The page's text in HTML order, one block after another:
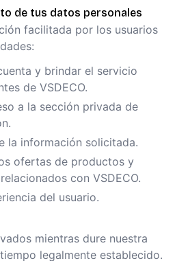
de tus datos personales
facilitada por los usuarios
y brindar el servicio
de VSDECO.
a la sección privada de
la información solicitada.
ofertas de productos y
con VSDECO.
del usuario.
mientras dure nuestra
legalmente establecido.